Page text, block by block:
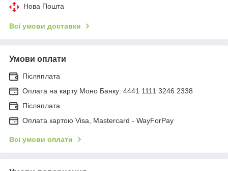
Нова Пошта
Всі умови доставки
Умови оплати
Післяплата
Оплата на карту Моно Банку: 4441 1111 3246 2338
Післяплата
Оплата картою Visa, Mastercard - WayForPay
Всі умови оплати